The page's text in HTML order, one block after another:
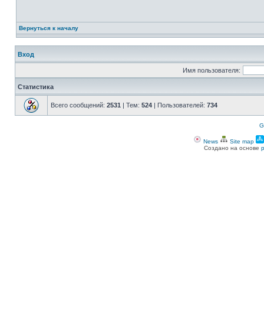
Вернуться к началу
Вход
Имя пользователя:
Статистика
Всего сообщений: 2531 | Тем: 524 | Пользователей: 734
News Site map
Создано на основе